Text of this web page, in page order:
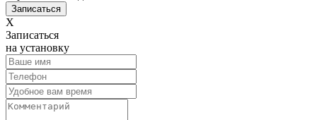
Х
Записаться
на установку